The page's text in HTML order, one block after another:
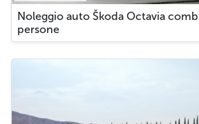
Noleggio auto Škoda Octavia
persone